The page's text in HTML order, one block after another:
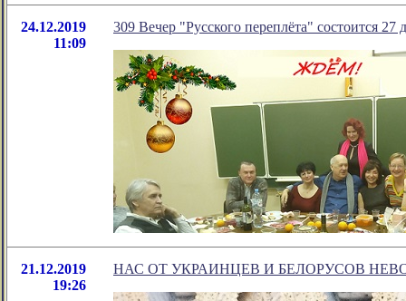
24.12.2019
11:09
309 Вечер "Русского переплёта" состоится 27
21.12.2019
19:26
НАС ОТ УКРАИНЦЕВ И БЕЛОРУСОВ